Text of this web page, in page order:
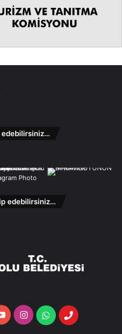
edebilirsiniz…
edebilirsiniz…
YouTubeInstagramWhatsappTelefon